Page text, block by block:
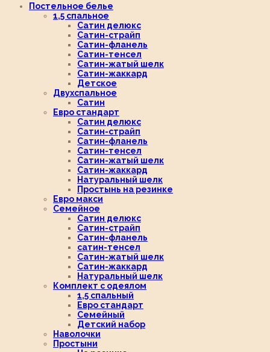
Постельное белье
1,5 спальное
Сатин делюкс
Сатин-страйп
Сатин-фланель
Сатин-тенсел
Сатин-жатый шелк
Сатин-жаккард
Детское
Двухспальное
Сатин
Евро стандарт
Сатин делюкс
Сатин-страйп
Сатин-фланель
Сатин-тенсел
Сатин-жатый шелк
Сатин-жаккард
Натуральный шелк
Простынь на резинке
Евро макси
Семейное
Сатин делюкс
Сатин-страйп
Сатин-фланель
сатин-тенсел
Сатин-жатый шелк
Сатин-жаккард
Натуральный шелк
Комплект с одеялом
1,5 спальный
Евро стандарт
Семейный
Детский набор
Наволочки
Простыни